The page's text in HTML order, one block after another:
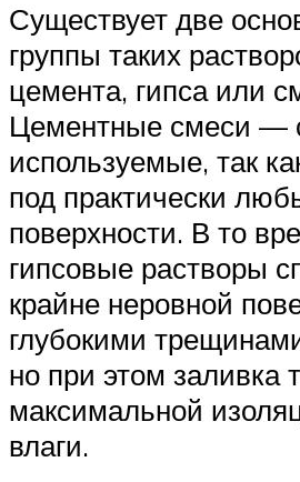
Существует две
группы таких
цемента, гипса или
Цементные смеси —
используемые, так
под практически
поверхности. В то
гипсовые растворы
крайне неровной
глубокими
но при этом заливка
максимальной
влаги.